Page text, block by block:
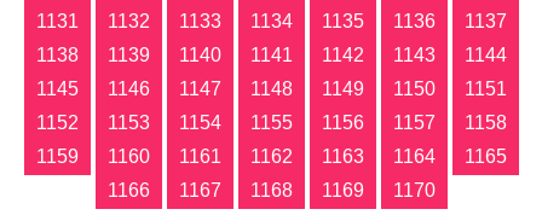
1131
1132 1133 1134 1135 1136
1137
1138
1139 1140 1141 1142 1143
1144
1145
1146 1147 1148 1149 1150
1151
1152
1153 1154 1155 1156 1157
1158
1159
1160 1161 1162 1163 1164
1165
1166
1167 1168 1169 1170